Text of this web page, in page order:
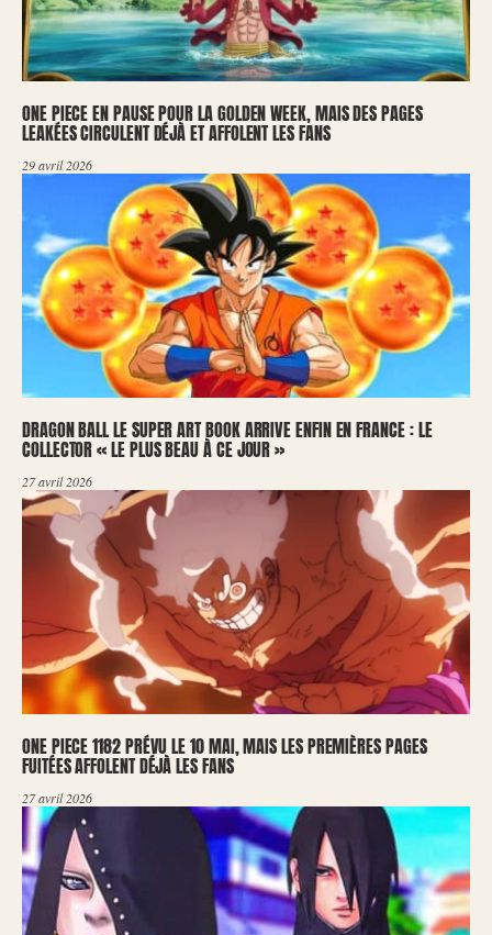
ONE PIECE EN PAUSE POUR LA GOLDEN WEEK, MAIS DES PAGES
LEAKÉES CIRCULENT DÉJÀ ET AFFOLENT LES FANS
29 avril 2026
DRAGON BALL LE SUPER ART BOOK ARRIVE ENFIN EN FRANCE : LE
COLLECTOR « LE PLUS BEAU À CE JOUR »
27 avril 2026
ONE PIECE 1182 PRÉVU LE 10 MAI, MAIS LES PREMIÈRES PAGES
FUITÉES AFFOLENT DÉJÀ LES FANS
27 avril 2026